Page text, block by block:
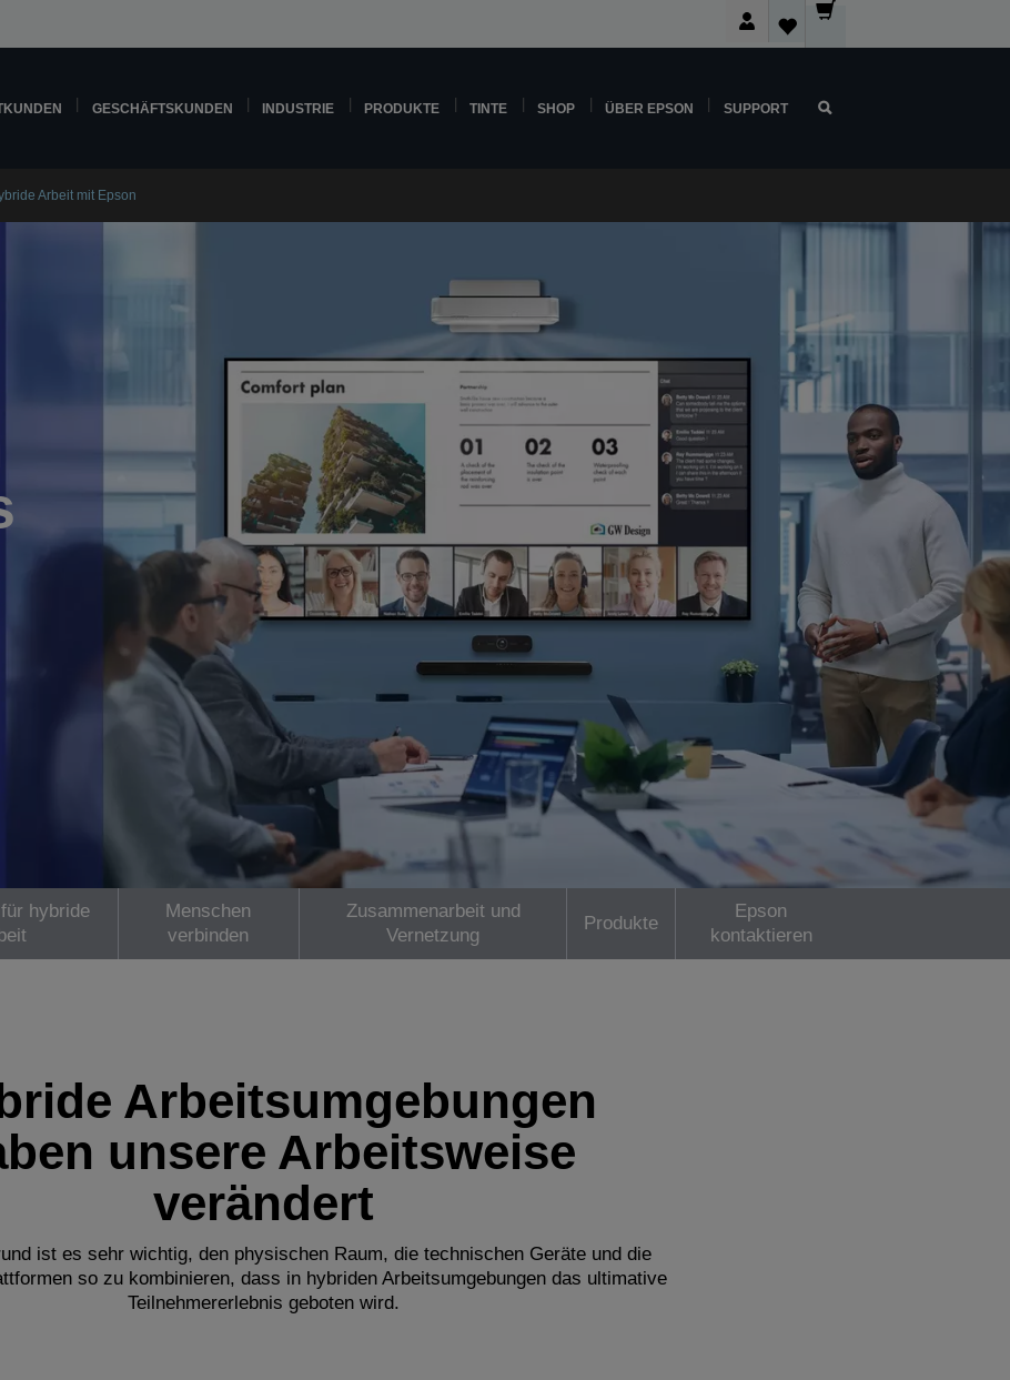
GESCHÄFTSKUNDEN INDUSTRIE PRODUKTE TINTE SHOP ÜBER EPSON SUPPORT
Arbeit mit Epson
hybride
Menschen
verbinden
Zusammenarbeit und
Vernetzung
Produkte
Epson
kontaktieren
Arbeitsumgebungen
unsere Arbeitsweise
verändert
ist es sehr wichtig, den physischen Raum, die technischen Geräte und die
so zu kombinieren, dass in hybriden Arbeitsumgebungen das ultimative
Teilnehmererlebnis geboten wird.